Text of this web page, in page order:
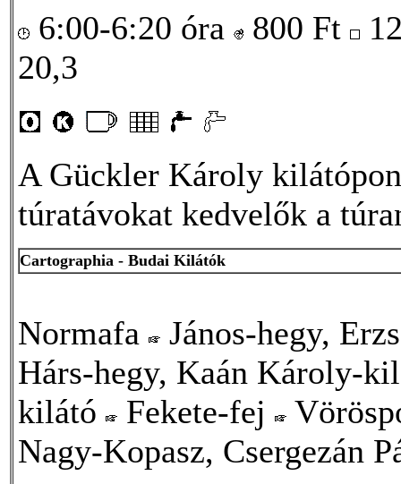
6:00-6:20 óra
800 Ft
20,3
A Gückler Károly
túratávokat kedvelők a
Cartographia - Budai Kilátók
Normafa
János-hegy,
Hárs-hegy, Kaán Károly-
kilátó
Fekete-fej
Nagy-Kopasz, Csergezán